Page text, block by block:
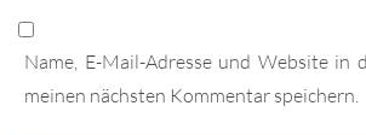
Name, E-Mail-Adresse und Website in
meinen nächsten Kommentar speichern.